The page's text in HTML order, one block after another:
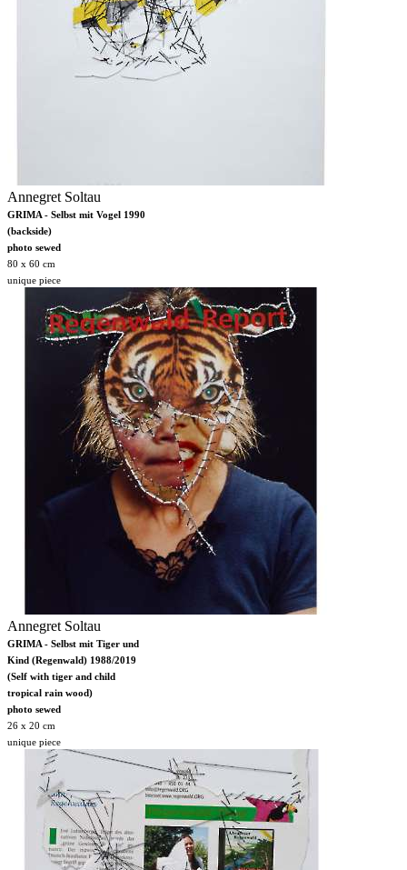
Annegret Soltau
GRIMA - Selbst mit Vogel 1990
(backside)
photo sewed
80 x 60 cm
unique piece
Annegret Soltau
GRIMA - Selbst mit Tiger und
Kind (Regenwald) 1988/2019
(Self with tiger and child
tropical rain wood)
photo sewed
26 x 20 cm
unique piece